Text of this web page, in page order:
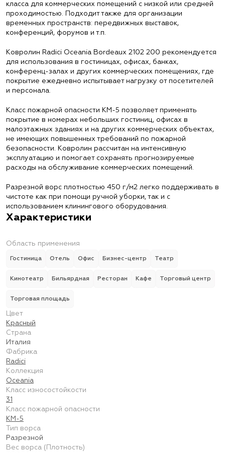
класса для коммерческих помещений с низкой или средней
проходимостью. Подходит также для организации
временных пространств: передвижных выставок,
конференций, форумов и т.п.
Ковролин Radici Oceania Bordeaux 2102 200 рекомендуется
для использования в гостиницах, офисах, банках,
конференц-залах и других коммерческих помещениях, где
покрытие ежедневно испытывает нагрузку от посетителей
и персонала.
Класс пожарной опасности КМ-5 позволяет применять
покрытие в номерах небольших гостиниц, офисах в
малоэтажных зданиях и на других коммерческих объектах,
не имеющих повышенных требований по пожарной
безопасности. Ковролин рассчитан на интенсивную
эксплуатацию и помогает сохранять прогнозируемые
расходы на обслуживание коммерческих помещений.
Разрезной ворс плотностью 450 г/м2 легко поддерживать в
чистоте как при помощи ручной уборки, так и с
использованием клинингового оборудования.
Характеристики
Область применения
Гостиница Отель Офис Бизнес-центр Театр
Кинотеатр Бильярдная Ресторан Кафе Торговый центр
Торговая площадь
Цвет
Красный
Страна
Италия
Фабрика
Radici
Коллекция
Oceania
Класс износостойкости
31
Класс пожарной опасности
КМ-5
Тип ворса
Разрезной
Вес ворса (Плотность)